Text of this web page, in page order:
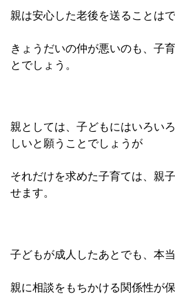
親は安心した老後を送ることはで
きょうだいの仲が悪いのも、子
とでしょう。
親としては、子どもにはいろい
しいと願うことでしょうが
それだけを求めた子育ては、親
せます。
子どもが成人したあとでも、本
親に相談をもちかける関係性が保